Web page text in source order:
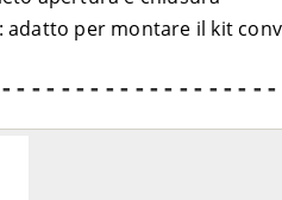
adatto per montare il kit
- - - - - - - - - - - - - - - - -